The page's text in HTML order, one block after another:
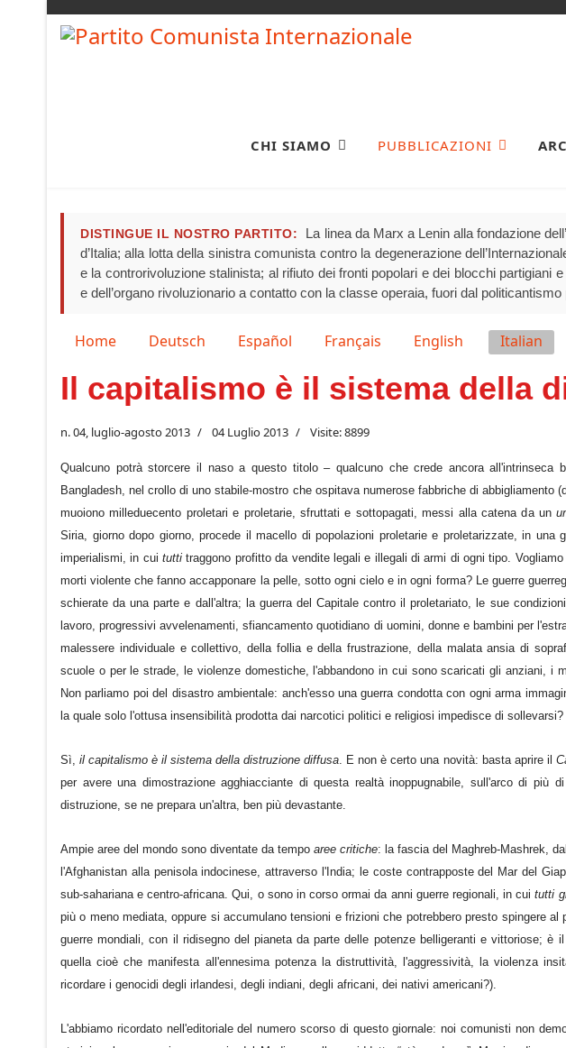
CHI SIAMO PUBBLICAZIONI
DISTINGUE IL NOSTRO PARTITO:
La linea da Marx a Lenin alla fondazione
d’Italia; alla lotta della sinistra comunista contro la degenerazione
e la controrivoluzione stalinista; al rifiuto dei fronti popolari e dei blocchi partigiani
e dell’organo rivoluzionario a contatto con la classe operaia, fuori dal
Seleziona la tua lingua
Home Deutsch Español Français English Italian
Il capitalismo è il sistema della
n. 04, luglio-agosto 2013 04 Luglio 2013 Visite: 8899
Qualcuno potrà storcere il naso a questo titolo – qualcuno che crede ancora all'intrinseca
Bangladesh, nel crollo di uno stabile-mostro che ospitava numerose fabbriche di abbigliamento
muoiono milleduecento proletari e proletarie, sfruttati e sottopagati, messi alla catena da un
Siria, giorno dopo giorno, procede il macello di popolazioni proletarie e proletarizzate, in
imperialismi, in cuitutti traggono profitto da vendite legali e illegali di armi di ogni tipo.
morti violente che fanno accapponare la pelle, sotto ogni cielo e in ogni forma? Le guerre
schierate da una parte e dall'altra; la guerra del Capitale contro il proletariato, le sue
lavoro, progressivi avvelenamenti, sfiancamento quotidiano di uomini, donne e bambini per
malessere individuale e collettivo, della follia e della frustrazione, della malata ansia di
scuole o per le strade, le violenze domestiche, l'abbandono in cui sono scaricati gli anziani, i
Non parliamo poi del disastro ambientale: anch'esso una guerra condotta con ogni arma
la quale solo l'ottusa insensibilità prodotta dai narcotici politici e religiosi impedisce di sollevarsi?
Sì,il capitalismo è il sistema della distruzione diffusa . E non è certo una novità: basta aprire il
per avere una dimostrazione agghiacciante di questa realtà inoppugnabile, sull'arco di più
distruzione, se ne prepara un'altra, ben più devastante.
Ampie aree del mondo sono diventate da tempo aree critiche: la fascia del Maghreb-Mashrek,
l'Afghanistan alla penisola indocinese, attraverso l'India; le coste contrapposte del Mar del
sub-sahariana e centro-africana. Qui, o sono in corso ormai da anni guerre regionali, in cuitutti
più o meno mediata, oppure si accumulano tensioni e frizioni che potrebbero presto spingere
guerre mondiali, con il ridisegno del pianeta da parte delle potenze belligeranti e vittoriose;
quella cioè che manifesta all'ennesima potenza la distruttività, l'aggressività, la violenza
ricordare i genocidi degli irlandesi, degli indiani, degli africani, dei nativi americani?).
L'abbiamo ricordato nell'editoriale del numero scorso di questo giornale: noi comunisti non